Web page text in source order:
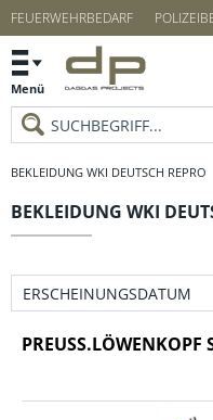
FEUERWEHRBEDARF
Menü
BEKLEIDUNG WKI DEUTSCH REPRO
BEKLEIDUNG WKI
PREUSS.LÖWENKOPF